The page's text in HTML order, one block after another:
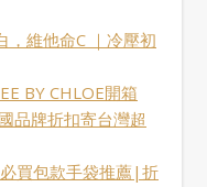
，維他命C ｜冷壓初
BY CHLOE開箱
品牌折扣寄台灣超
買包款手袋推薦|折